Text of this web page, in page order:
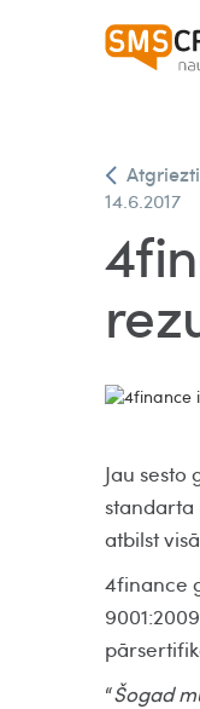
14.6.2017
Jau sesto
standarta
atbilst
4finance
“Šogad